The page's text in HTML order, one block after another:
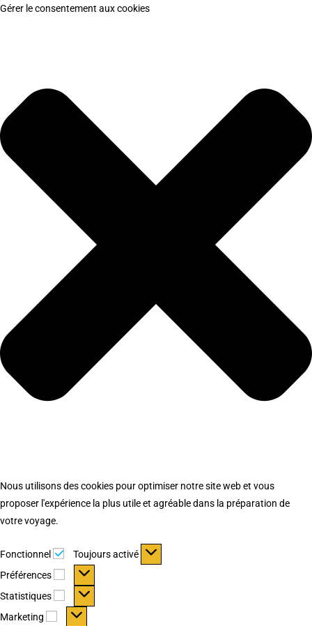
Gérer le consentement aux cookies
Nous utilisons des cookies pour optimiser notre site web et vous
proposer l'expérience la plus utile et agréable dans la préparation de
votre voyage.
Fonctionnel Fonctionnel
Toujours activé
Préférences
Préférences
Statistiques Statistiques
Marketing Marketing